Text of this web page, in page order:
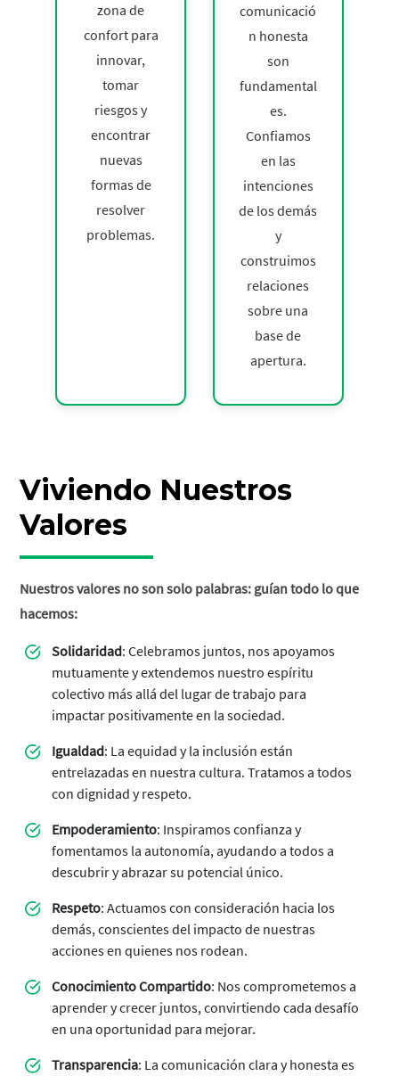
zona de
confort para
innovar,
tomar
riesgos y
encontrar
nuevas
formas de
resolver
problemas.
comunicació
n honesta
son
fundamental
es.
Confiamos
en las
intenciones
de los demás
y
construimos
relaciones
sobre una
base de
apertura.
Viviendo Nuestros
Valores
Nuestros valores no son solo palabras: guían todo lo que
hacemos:
Solidaridad: Celebramos juntos, nos apoyamos
mutuamente y extendemos nuestro espíritu
colectivo más allá del lugar de trabajo para
impactar positivamente en la sociedad.
Igualdad: La equidad y la inclusión están
entrelazadas en nuestra cultura. Tratamos a todos
con dignidad y respeto.
Empoderamiento: Inspiramos confianza y
fomentamos la autonomía, ayudando a todos a
descubrir y abrazar su potencial único.
Respeto: Actuamos con consideración hacia los
demás, conscientes del impacto de nuestras
acciones en quienes nos rodean.
Conocimiento Compartido: Nos comprometemos a
aprender y crecer juntos, convirtiendo cada desafío
en una oportunidad para mejorar.
Transparencia: La comunicación clara y honesta es